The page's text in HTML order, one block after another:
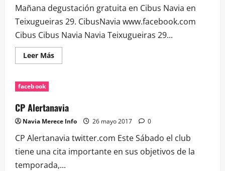
lugar…
Mañana degustación gratuita en Cibus Navia en
Teixugueiras 29. CibusNavia www.facebook.com
Cibus Cibus Navia Navia Teixugueiras 29...
Leer MásLeer
más
Cibus
Navia…
facebook
CP Alertanavia
Navia Merece Info 26 mayo 2017 0
CP Alertanavia twitter.com Este Sábado el club
tiene una cita importante en sus objetivos de la
temporada,...